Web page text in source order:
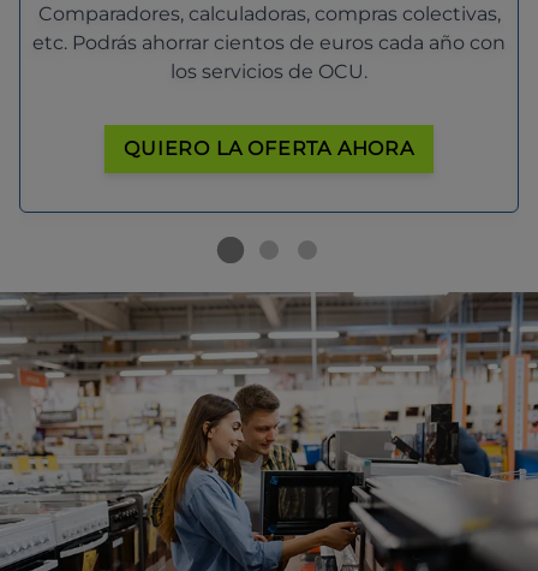
Comparadores, calculadoras, compras colectivas,
etc. Podrás ahorrar cientos de euros cada año con
los servicios de OCU.
QUIERO LA OFERTA AHORA